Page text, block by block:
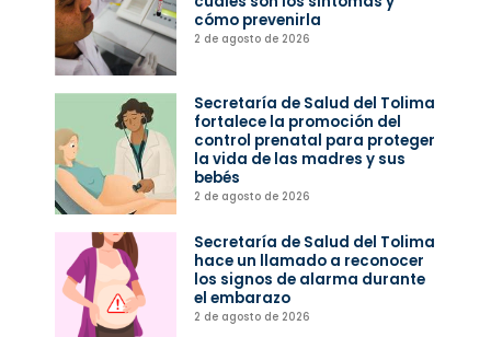
cómo prevenirla
2 de agosto de 2026
Secretaría de Salud del Tolima
fortalece la promoción del
control prenatal para proteger
la vida de las madres y sus
bebés
2 de agosto de 2026
Secretaría de Salud del Tolima
hace un llamado a reconocer
los signos de alarma durante
el embarazo
2 de agosto de 2026